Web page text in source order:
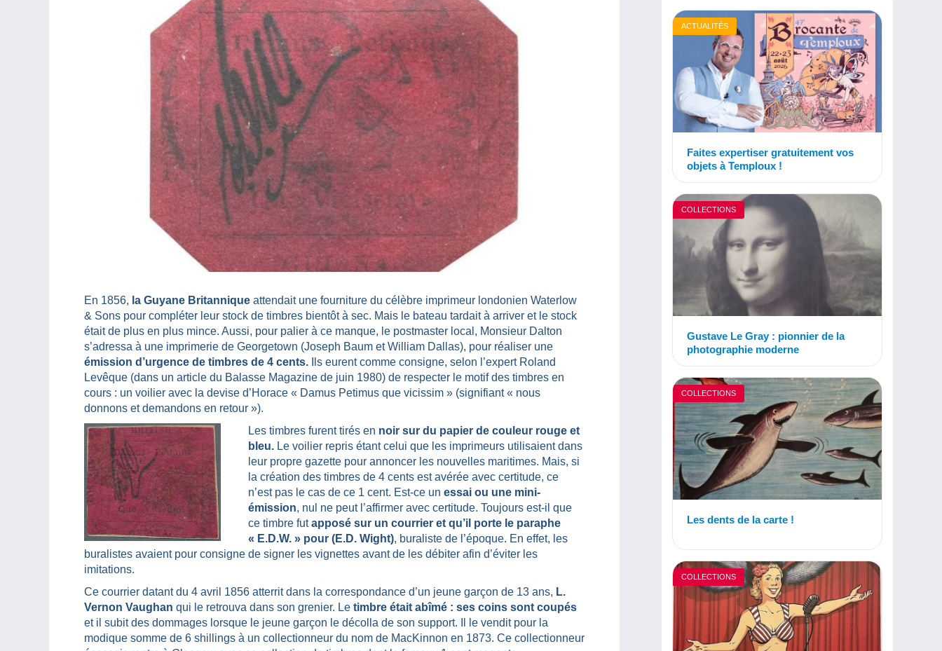
En 1856, la Guyane Britannique attendait une fourniture du célèbre imprimeur londonien Waterlow
& Sons pour compléter leur stock de timbres bientôt à sec. Mais le bateau tardait à arriver et le stock
était de plus en plus mince. Aussi, pour palier à ce manque, le postmaster local, Monsieur Dalton
s’adressa à une imprimerie de Georgetown (Joseph Baum et William Dallas), pour réaliser une
émission d’urgence de timbres de 4 cents. Ils eurent comme consigne, selon l’expert Roland
Levêque (dans un article du Balasse Magazine de juin 1980) de respecter le motif des timbres en
cours : un voilier avec la devise d’Horace « Damus Petimus que vicissim » (signifiant « nous
donnons et demandons en retour »).
Les timbres furent tirés en noir sur du papier de couleur rouge et
bleu. Le voilier repris étant celui que les imprimeurs utilisaient dans
leur propre gazette pour annoncer les nouvelles maritimes. Mais, si
la création des timbres de 4 cents est avérée avec certitude, ce
n’est pas le cas de ce 1 cent. Est-ce un essai ou une mini-
émission, nul ne peut l’affirmer avec certitude. Toujours est-il que
ce timbre futapposé sur un courrier et qu’il porte le paraphe
« E.D.W. » pour (E.D. Wight), buraliste de l’époque. En effet, les
buralistes avaient pour consigne de signer les vignettes avant de les débiter afin d’éviter les
imitations.
Ce courrier datant du 4 avril 1856 atterrit dans la correspondance d’un jeune garçon de 13 ans, L.
Vernon Vaughan qui le retrouva dans son grenier. Le timbre était abîmé : ses coins sont coupés
et il subit des dommages lorsque le jeune garçon le décolla de son support. Il le vendit pour la
modique somme de 6 shillings à un collectionneur du nom de MacKinnon en 1873. Ce collectionneur
ACTUALITÉS
Faites expertiser gratuitement vos
objets à Temploux !
COLLECTIONS
Gustave Le Gray : pionnier de la
photographie moderne
COLLECTIONS
Les dents de la carte !
COLLECTIONS